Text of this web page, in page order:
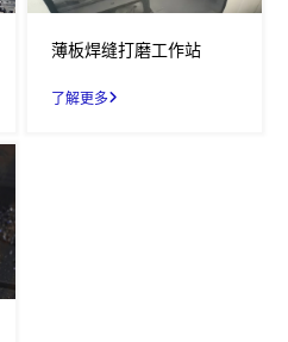
薄板焊缝打磨工作站
了解更多